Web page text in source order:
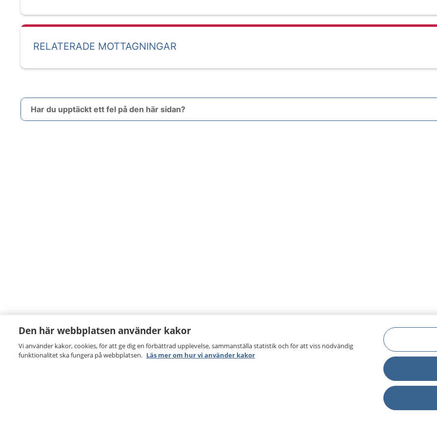
RELATERADE MOTTAGNINGAR
Har du upptäckt ett fel på den här sidan?
Den här webbplatsen använder kakor
Vi använder kakor, cookies, för att ge dig en förbättrad upplevelse, sammanställa statistik och för att viss nödvändig
funktionalitet ska fungera på webbplatsen. Läs mer om hur vi använder kakor